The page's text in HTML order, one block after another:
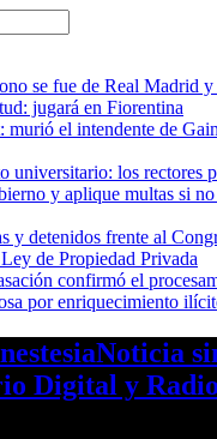
se fue de Real Madrid
jugará en Fiorentina
el intendente de
universitario: los rectores
y aplique multas si
y detenidos frente al
de Propiedad Privada
confirmó el
por enriquecimiento
Noticia
Digital y